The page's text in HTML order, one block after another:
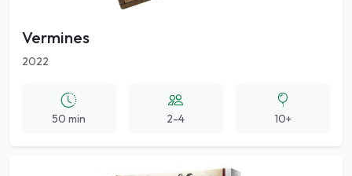
Vermines
2022
50 min 2-4 10+